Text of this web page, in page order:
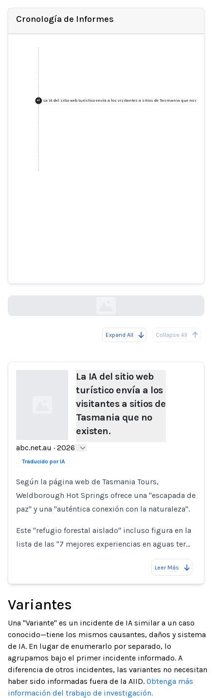
Cronología de Informes
+1 La IA del sitio web turístico envía a los visitantes a sitios de Tasmania que no existen.
Expand All Collapse All
Loading...
La IA del sitio web
turístico envía a los
visitantes a sitios de
Tasmania que no
existen.
abc.net.au · 2026
Traducido por IA
Según la página web de Tasmania Tours,
Weldborough Hot Springs ofrece una "escapada de
paz" y una "auténtica conexión con la naturaleza".
Este "refugio forestal aislado" incluso figura en la
lista de las "7 mejores experiencias en aguas ter…
Leer Más
Variantes
Una "Variante" es un incidente de IA similar a un caso
conocido—tiene los mismos causantes, daños y sistema
de IA. En lugar de enumerarlo por separado, lo
agrupamos bajo el primer incidente informado. A
diferencia de otros incidentes, las variantes no necesitan
haber sido informadas fuera de la AIID. Obtenga más
información del trabajo de investigación.